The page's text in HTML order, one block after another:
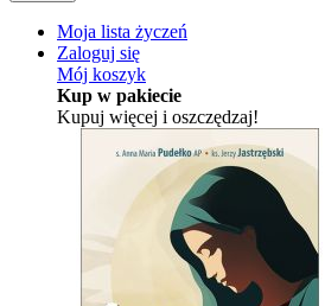
Moja lista życzeń
Zaloguj się
Mój koszyk
Kup w pakiecie
Kupuj więcej i oszczędzaj!